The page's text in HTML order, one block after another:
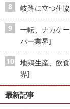
岐路に立つ生
一転、ナカケ
パー業界]
地鶏生産、飲
界]
最新記事